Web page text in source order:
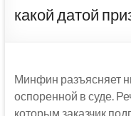
какой датой
Минфин разъясняет
оспоренной в суде.
которым заказчик